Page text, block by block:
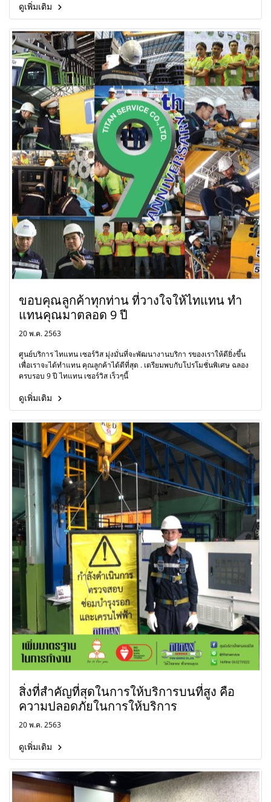
ดูเพิ่มเติม
ขอบคุณลูกค้าทุกท่าน ที่วางใจให้ไทแทน ทำ
แทนคุณมาตลอด 9 ปี
20 พ.ค. 2563
ศูนย์บริการ ไทแทน เซอร์วิส มุ่งมั่นที่จะพัฒนางานบริกา รของเราให้ดียิ่งขึ้น
เพื่อเราจะได้ทำแทน คุณลูกค้าได้ดีที่สุด . เตรียมพบกับโปรโมชั่นพิเศษ ฉลอง
ครบรอบ 9 ปี ไทแทน เซอร์วิส เร็วๆนี้
ดูเพิ่มเติม
สิ่งที่สำคัญที่สุดในการให้บริการบนที่สูง คือ
ความปลอดภัยในการให้บริการ
20 พ.ค. 2563
ดูเพิ่มเติม